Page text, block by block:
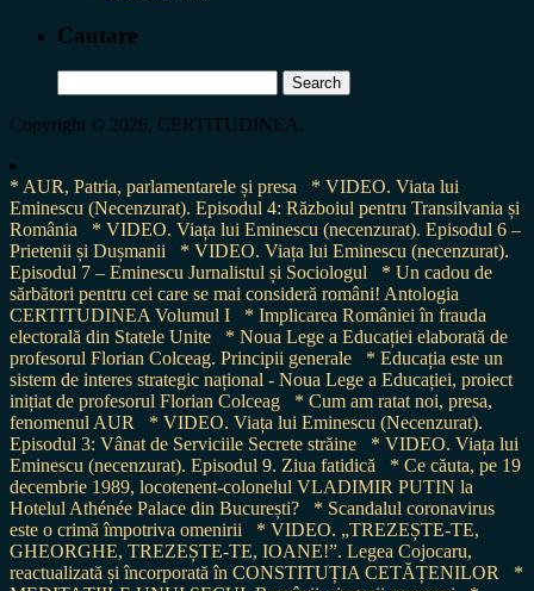
Cautare
for:
Copyright © 2026, CERTITUDINEA.
* AUR, Patria, parlamentarele și presa
* VIDEO. Viata lui
Eminescu (Necenzurat). Episodul 4: Războiul pentru Transilvania și
România
* VIDEO. Viața lui Eminescu (necenzurat). Episodul 6 –
Prietenii și Dușmanii
* VIDEO. Viața lui Eminescu (necenzurat).
Episodul 7 – Eminescu Jurnalistul și Sociologul
* Un cadou de
sărbători pentru cei care se mai consideră români! Antologia
CERTITUDINEA Volumul I
* Implicarea României în frauda
electorală din Statele Unite
* Noua Lege a Educației elaborată de
profesorul Florian Colceag. Principii generale
* Educația este un
sistem de interes strategic național - Noua Lege a Educației, proiect
inițiat de profesorul Florian Colceag
* Cum am ratat noi, presa,
fenomenul AUR
* VIDEO. Viața lui Eminescu (Necenzurat).
Episodul 3: Vânat de Serviciile Secrete străine
* VIDEO. Viața lui
Eminescu (necenzurat). Episodul 9. Ziua fatidică
* Ce căuta, pe 19
decembrie 1989, locotenent-colonelul VLADIMIR PUTIN la
Hotelul Athénée Palace din București?
* Scandalul coronavirus
este o crimă împotriva omenirii
* VIDEO. „TREZEȘTE-TE,
GHEORGHE, TREZEȘTE-TE, IOANE!”. Legea Cojocaru,
reactualizată și încorporată în CONSTITUȚIA CETĂȚENILOR
*